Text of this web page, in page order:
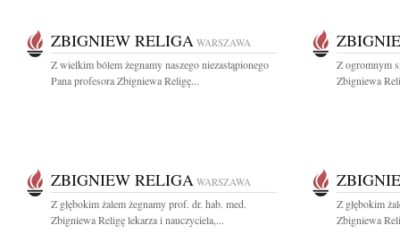
ZBIGNIEW RELIGA WARSZAWA
Z wielkim bólem żegnamy naszego niezastąpionego
Pana profesora Zbigniewa Religę...
Z ogromnym
Zbigniewa
ZBIGNIEW RELIGA WARSZAWA
Z głębokim żalem żegnamy prof. dr. hab. med.
Zbigniewa Religę lekarza i nauczyciela,...
Z głębokim
Zbigniewa